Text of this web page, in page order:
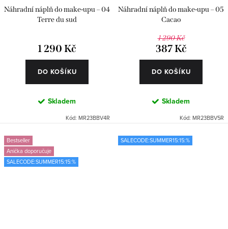
Náhradní náplň do make-upu – 04
Terre du sud
1 290 Kč
DO KOŠÍKU
Skladem
Kód: MR23BBV4R
Náhradní náplň do make-upu – 05
Cacao
1 290 Kč
387 Kč
DO KOŠÍKU
Skladem
Kód: MR23BBV5R
Bestseller
Anička doporučuje
SALECODE:SUMMER15:15:%
SALECODE:SUMMER15:15:%